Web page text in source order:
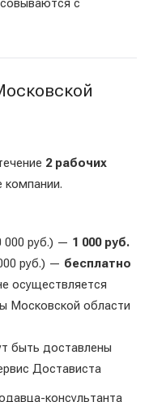
с
2 рабочих
компании.
000 руб.) — 1 000 руб.
руб.) — бесплатно
осуществляется
Московской области
быть доставлены
Достависта
консультанта